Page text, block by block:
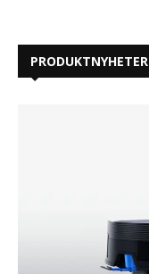
PRODUKTNYHETER